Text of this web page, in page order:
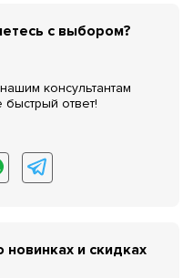
с выбором?
консультантам
быстрый ответ!
и скидках